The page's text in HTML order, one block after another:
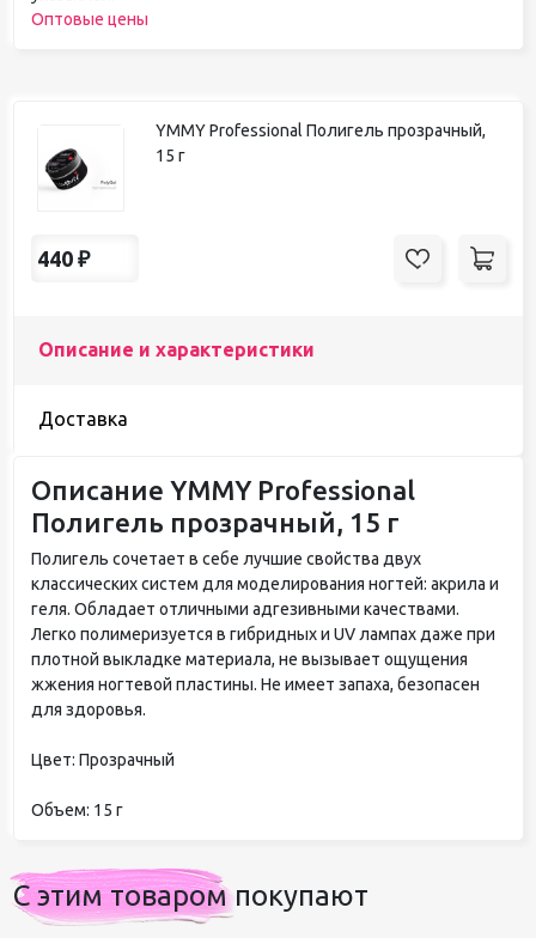
Оптовые цены
YMMY Professional Полигель прозрачный,
15 г
440 ₽
Описание и характеристики
Доставка
Описание YMMY Professional
Полигель прозрачный, 15 г
Полигель сочетает в себе лучшие свойства двух
классических систем для моделирования ногтей: акрила и
геля. Обладает отличными адгезивными качествами.
Легко полимеризуется в гибридных и UV лампах даже при
плотной выкладке материала, не вызывает ощущения
жжения ногтевой пластины. Не имеет запаха, безопасен
для здоровья.
Цвет: Прозрачный
Объем: 15 г
С этим товаром покупают